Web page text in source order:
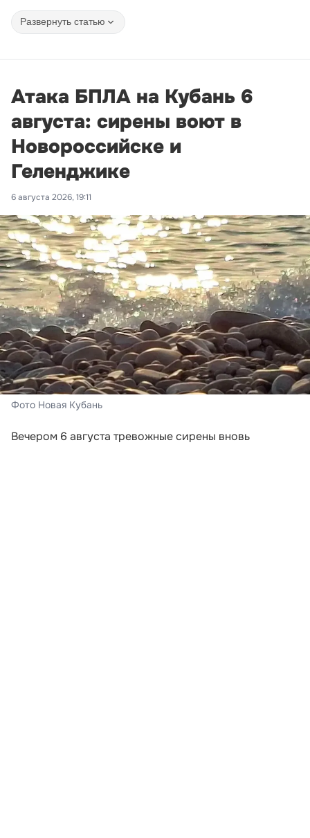
Развернуть статью
Атака БПЛА на Кубань 6
августа: сирены воют в
Новороссийске и
Геленджике
6 августа 2026, 19:11
Фото Новая Кубань
Вечером 6 августа тревожные сирены вновь